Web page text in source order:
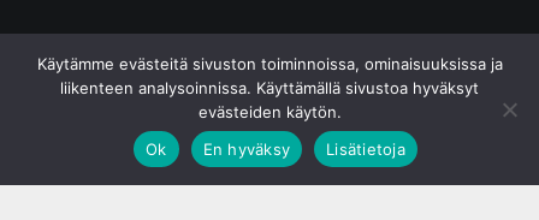
Käytämme evästeitä sivuston toiminnoissa, ominaisuuksissa ja
liikenteen analysoinnissa. Käyttämällä sivustoa hyväksyt
evästeiden käytön.
Ok
En hyväksy Lisätietoja